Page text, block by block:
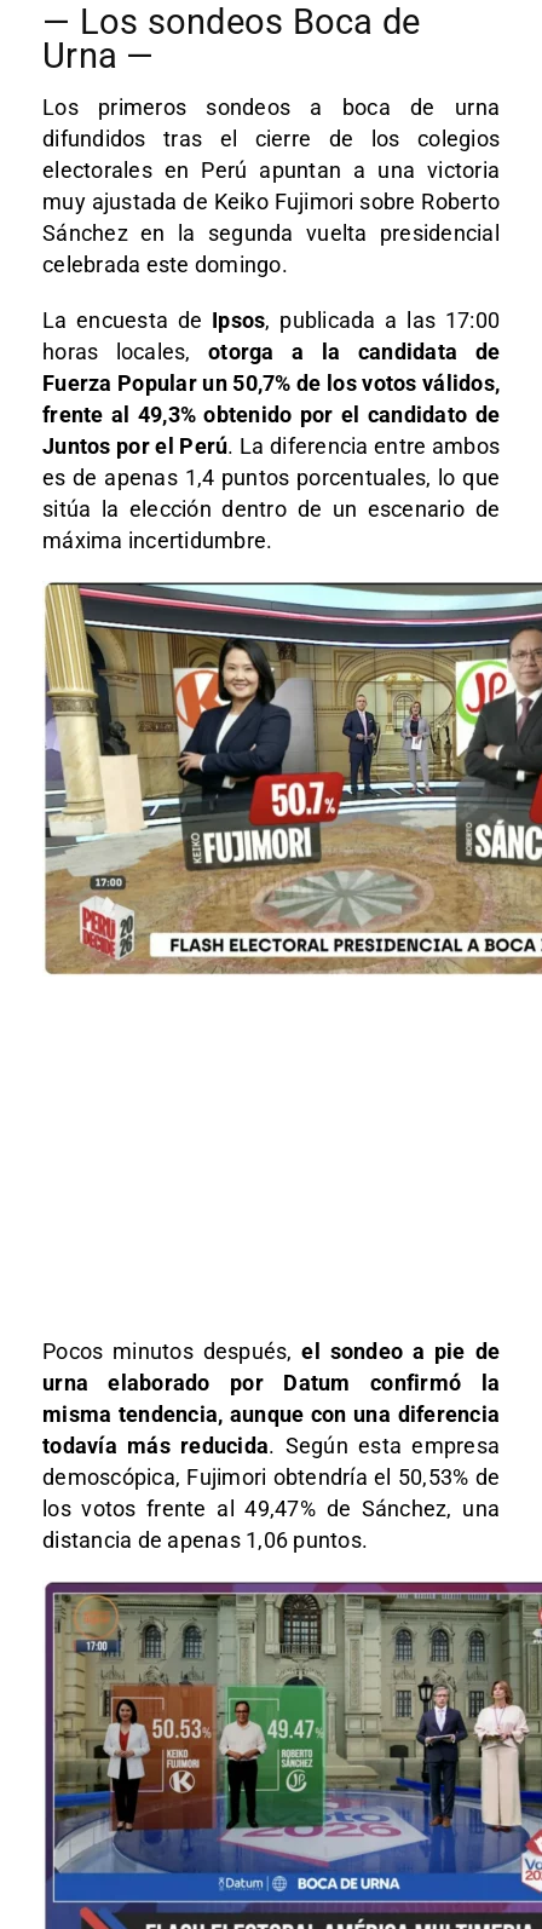
— Los sondeos Boca de
Urna —
Los primeros sondeos a boca de urna
difundidos tras el cierre de los colegios
electorales en Perú apuntan a una victoria
muy ajustada de Keiko Fujimori sobre Roberto
Sánchez en la segunda vuelta presidencial
celebrada este domingo.
La encuesta de Ipsos, publicada a las 17:00
horas locales,otorga a la candidata de
Fuerza Popular un 50,7% de los votos válidos,
frente al 49,3% obtenido por el candidato de
Juntos por el Perú. La diferencia entre ambos
es de apenas 1,4 puntos porcentuales, lo que
sitúa la elección dentro de un escenario de
máxima incertidumbre.
Pocos minutos después,el sondeo a pie de
urna elaborado por Datum confirmó la
misma tendencia, aunque con una diferencia
todavía más reducida. Según esta empresa
demoscópica, Fujimori obtendría el 50,53% de
los votos frente al 49,47% de Sánchez, una
distancia de apenas 1,06 puntos.